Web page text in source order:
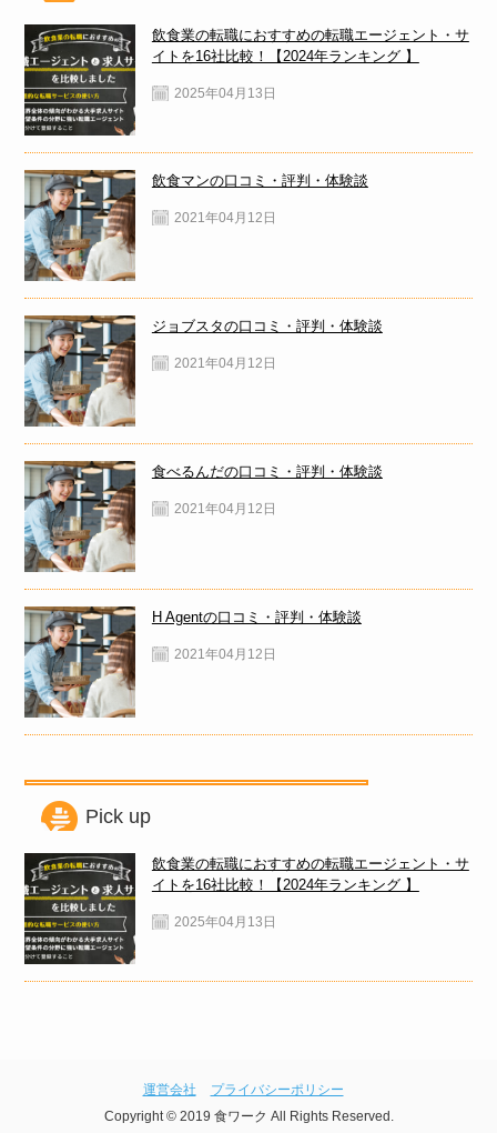
飲食業の転職におすすめの転職エージェント・サ
イトを16社比較！【2024年ランキング 】
2025年04月13日
飲食マンの口コミ・評判・体験談
2021年04月12日
ジョブスタの口コミ・評判・体験談
2021年04月12日
食べるんだの口コミ・評判・体験談
2021年04月12日
H Agentの口コミ・評判・体験談
2021年04月12日
Pick up
飲食業の転職におすすめの転職エージェント・サ
イトを16社比較！【2024年ランキング 】
2025年04月13日
運営会社
プライバシーポリシー
Copyright © 2019 食ワーク All Rights Reserved.